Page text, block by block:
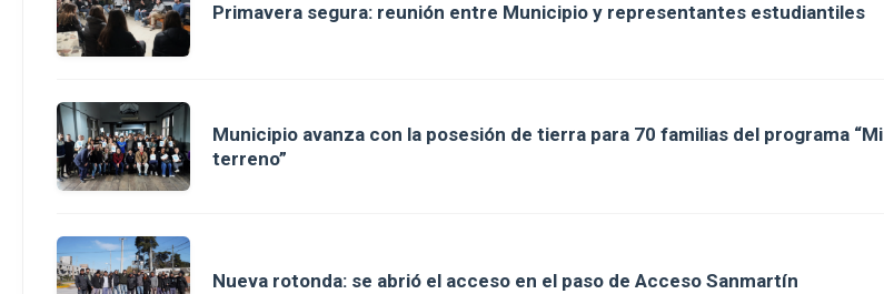
Primavera segura: reunión entre Municipio y representantes estudiantiles
Municipio avanza con la posesión de tierra para 70 familias del programa “Mi
terreno”
Nueva rotonda: se abrió el acceso en el paso de Acceso Sanmartín